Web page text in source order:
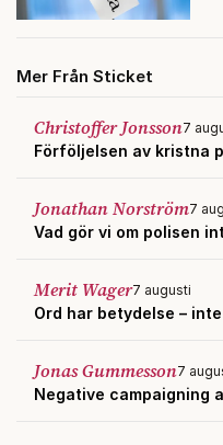
Mer Från Sticket
Christoffer Jonsson7
Förföljelsen av kristna
Jonathan Norström7
Vad gör vi om polisen
Merit Wager7 augusti
Ord har betydelse –
Jonas Gummesson7
Negative campaigning